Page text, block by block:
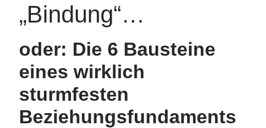
„Bindung“…
oder: Die 6 Bausteine
eines wirklich
sturmfesten
Beziehungsfundaments